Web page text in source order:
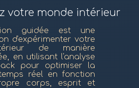
votre monde intérieur
guidée est une
d'expérimenter votre
de manière
en utilisant l'analyse
pour optimiser la
réel en fonction
corps, esprit et